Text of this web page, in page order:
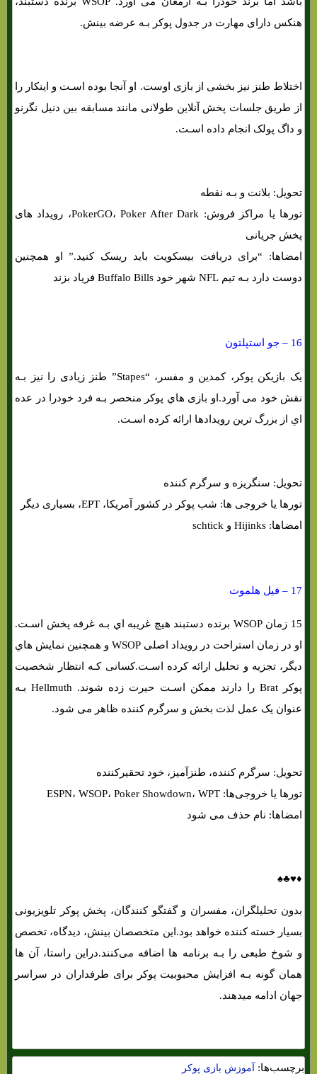
هنکس دارای مهارت در جدول پوکر بـه عرضه بینش.
اختلاط طنز نیز بخشی از بازی اوست. او آنجا بوده اسـت و اینکار را
از طریق جلسات پخش آنلاین طولانی مانند مسابقه بین دنیل نگرنو
و داگ پولک انجام داده اسـت.
تحویل: بلانت و بـه نقطه
تورها یا مراکز فروش: PokerGO، Poker After Dark، رویداد های
پخش جریانی
امضاها: “برای دریافت بیسکویت باید ریسک کنید.” او همچنین
دوست دارد بـه تیم NFL شهر خود Buffalo Bills فریاد بزند
16 – جو استپلتون
یک بازیکن پوکر، کمدین و مفسر، “Stapes” طنز زیادی را نیز بـه
نقش خود می آورد.او بازی هاي‌ پوکر منحصر بـه فرد خودرا در عده
اي از بزرگ ترین رویدادها ارائه کرده اسـت.
تحویل: سنگریزه و سرگرم کننده
تورها یا خروجی ها: شب پوکر در کشور آمریکا، EPT، بسیاری دیگر
امضاها: Hijinks و schtick
17 – فیل هلموت
15 زمان WSOP برنده دستبند هیچ غریبه اي بـه غرفه پخش اسـت.
او در زمان استراحت در رویداد اصلی WSOP و همچنین نمایش هاي‌
دیگر، تجزیه و تحلیل ارائه کرده اسـت.کسانی کـه انتظار شخصیت
پوکر Brat را دارند ممکن اسـت حيرت زده شوند. Hellmuth بـه
عنوان یک عمل لذت بخش و سرگرم کننده ظاهر می شود.
تحویل: سرگرم کننده، طنزآمیز، خود تحقیرکننده
تورها یا خروجی‌ها: ESPN، WSOP، Poker Showdown، WPT
امضاها: نام حذف می شود
♦♥♣♠
بدون تحلیلگران، مفسران و گفتگو کنندگان، پخش پوکر تلویزیونی
بسیار خسته کننده خواهد بود.این متخصصان بینش، دیدگاه، تخصص
و شوخ طبعی را بـه برنامه ها اضافه می‌کنند.دراین راستا، آن ها
همان‌ گونه بـه افزایش محبوبیت پوکر برای طرفداران در سراسر
جهان ادامه میدهند.
برچسب‌ها: آموزش بازی پوکر